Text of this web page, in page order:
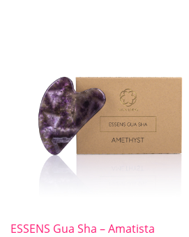
ESSENS Gua Sha – Amatista